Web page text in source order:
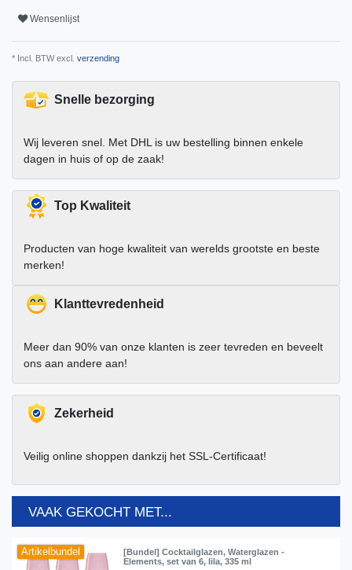
Wensenlijst
* Incl. BTW excl. verzending
Snelle bezorging
Wij leveren snel. Met DHL is uw bestelling binnen enkele
dagen in huis of op de zaak!
Top Kwaliteit
Producten van hoge kwaliteit van werelds grootste en beste
merken!
Klanttevredenheid
Meer dan 90% van onze klanten is zeer tevreden en beveelt
ons aan andere aan!
Zekerheid
Veilig online shoppen dankzij het SSL-Certificaat!
VAAK GEKOCHT MET...
Artikelbundel
[Bundel] Cocktailglazen, Waterglazen -
Elements, set van 6, lila, 335 ml